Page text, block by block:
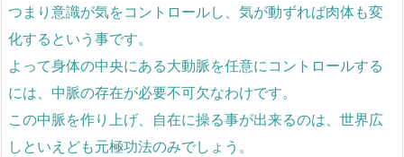
つまり意識が気をコントロールし、気が動ずれば肉体も変
化するという事です。
よって身体の中央にある大動脈を任意にコントロールする
には、中脈の存在が必要不可欠なわけです。
この中脈を作り上げ、自在に操る事が出来るのは、世界広
しといえども元極功法のみでしょう。